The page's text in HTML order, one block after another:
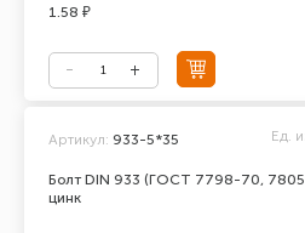
1.58 ₽
Болт DIN 933 (ГОСТ 7798-70,
цинк
Артикул: 933-5*35 Ед.